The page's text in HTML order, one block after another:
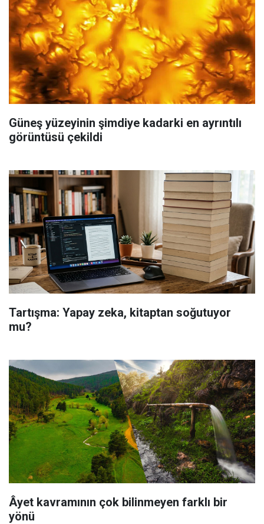
Güneş yüzeyinin şimdiye kadarki en ayrıntılı
görüntüsü çekildi
Tartışma: Yapay zeka, kitaptan soğutuyor
mu?
Âyet kavramının çok bilinmeyen farklı bir
yönü